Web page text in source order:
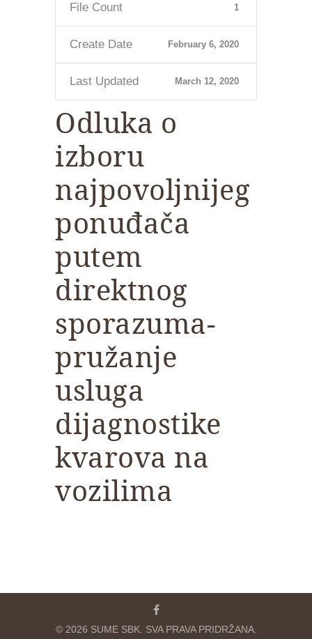
File Count 1
Create Date February 6, 2020
Last Updated March 12, 2020
Odluka o
izboru
najpovoljnijeg
ponuđača
putem
direktnog
sporazuma-
pružanje
usluga
dijagnostike
kvarova na
vozilima
© 2026 SUME SBK. SVA PRAVA PRIDRŽANA.